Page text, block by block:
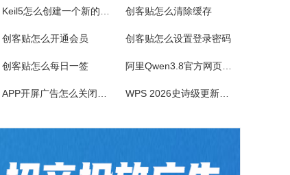
Blaze MediaPro
Keil5怎么创建一个新的51单片机项目 创客贴怎么清除缓存
创客贴怎么开通会员 创客贴怎么设置登录密码
创客贴怎么每日一签 阿里Qwen3.8官方网页版入口
APP开屏广告怎么关闭？3招彻底关闭跳转 WPS 2026史诗级更新！重构存储管理，深度融合AI应用